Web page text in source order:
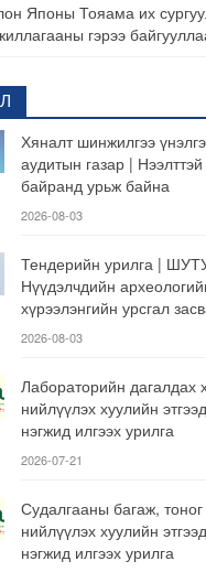
Японы Тояама их
гэрээ
Хяналт шинжилгээ
аудитын газар |
байранд урьж байна
2026-08-03
Тендерийн урилга |
Нүүдэлчдийн
хүрээлэнгийн урсгал
2026-08-03
Лабораторийн дагалдах
нийлүүлэх хуулийн
нэгжид илгээх урилга
2026-07-21
Судалгааны багаж,
нийлүүлэх хуулийн
нэгжид илгээх урилга